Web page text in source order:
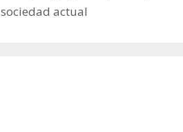
sociedad actual